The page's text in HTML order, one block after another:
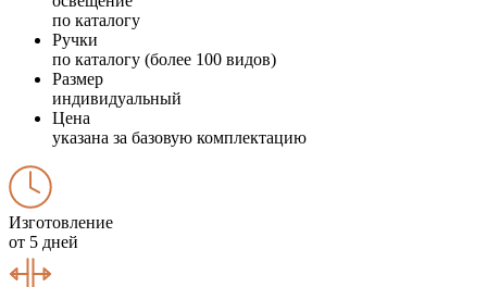
по каталогу
Ручки
по каталогу (более 100 видов)
Размер
индивидуальный
Цена
указана за базовую комплектацию
Изготовление
от 5 дней